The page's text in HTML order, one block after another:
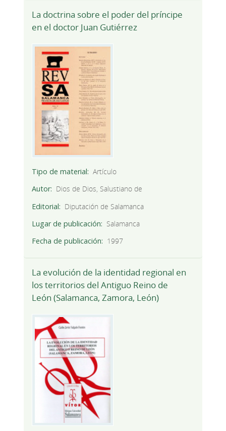
La doctrina sobre el poder del príncipe
en el doctor Juan Gutiérrez
Tipo de material
Artículo
Autor
Dios de Dios, Salustiano de
Editorial
Diputación de Salamanca
Lugar de publicación
Salamanca
Fecha de publicación
1997
La evolución de la identidad regional en
los territorios del Antiguo Reino de
León (Salamanca, Zamora, León)